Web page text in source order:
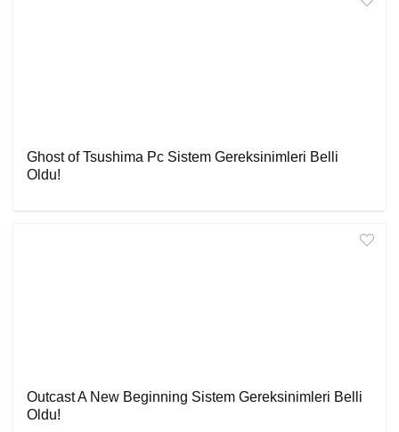
Ghost of Tsushima Pc Sistem Gereksinimleri Belli
Oldu!
Outcast A New Beginning Sistem Gereksinimleri Belli
Oldu!